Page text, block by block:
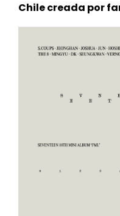
Chile creada por